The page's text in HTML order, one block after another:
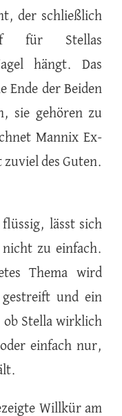
der schließlich
für Stellas
hängt. Das
Ende der Beiden
sie gehören zu
Mannix Ex-
zuviel des Guten.
lässt sich
nicht zu einfach.
Thema wird
und ein
ob Stella wirklich
einfach nur,
Willkür am